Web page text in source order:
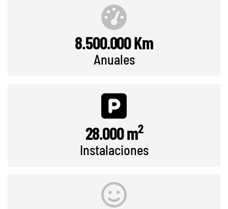
8.500.000Km
Anuales
28.000m2
Instalaciones